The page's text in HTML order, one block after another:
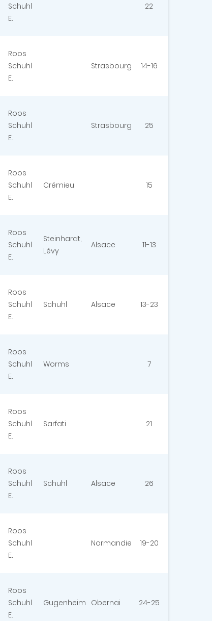
Schuhl
E.
22
Roos
Schuhl
E.
Strasbourg 14-16
Roos
Schuhl
E.
Strasbourg 25
Roos
Schuhl
E.
Crémieu 15
Roos
Schuhl
E.
Steinhardt,
Lévy
Alsace 11-13
Roos
Schuhl
E.
Schuhl Alsace 13-23
Roos
Schuhl
E.
Worms 7
Roos
Schuhl
E.
Sarfati 21
Roos
Schuhl
E.
Schuhl Alsace 26
Roos
Schuhl
E.
Normandie 19-20
Roos
Schuhl
E.
Gugenheim Obernai 24-25